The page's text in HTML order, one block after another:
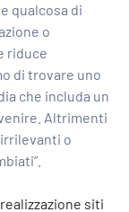
qualcosa di
o
riduce
di trovare uno
che includa un
Altrimenti
o
realizzazione siti